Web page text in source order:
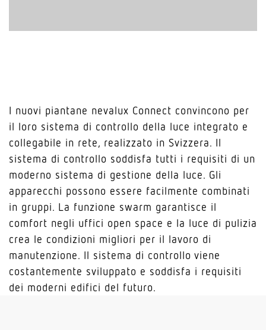
I nuovi piantane nevalux Connect convincono per
il loro sistema di controllo della luce integrato e
collegabile in rete, realizzato in Svizzera. Il
sistema di controllo soddisfa tutti i requisiti di un
moderno sistema di gestione della luce. Gli
apparecchi possono essere facilmente combinati
in gruppi. La funzione swarm garantisce il
comfort negli uffici open space e la luce di pulizia
crea le condizioni migliori per il lavoro di
manutenzione. Il sistema di controllo viene
costantemente sviluppato e soddisfa i requisiti
dei moderni edifici del futuro.